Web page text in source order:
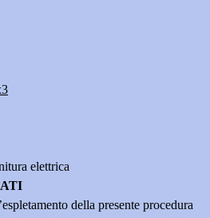
elettrica
della presente procedura